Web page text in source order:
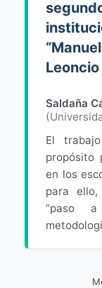
Saldaña
(
El
propósito
en los
para
“paso